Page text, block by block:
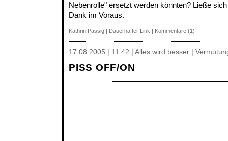
Nebenrolle" ersetzt werden könnten? Ließe
Dank im Voraus.
Kathrin Passig | Dauerhafter Link | Kommentare (1)
17.08.2005 | 11:42 | Alles wird besser |
PISS OFF/ON